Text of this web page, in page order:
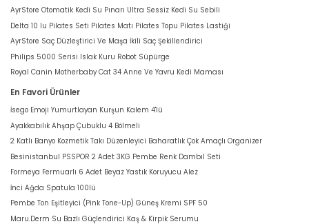
AyrStore Otomatik Kedi Su Pınarı Ultra Sessiz Kedi Su Sebili
Delta 10 lu Pilates Seti Pilates Matı Pilates Topu Pilates Lastiği
AyrStore Saç Düzleştirici Ve Maşa İkili Saç Şekillendirici
Philips 5000 Serisi Islak Kuru Robot Süpürge
Royal Canin Motherbaby Cat 34 Anne Ve Yavru Kedi Maması
En Favori Ürünler
İsego Emoji Yumurtlayan Kurşun Kalem 4'lü
Ayakkabılık Ahşap Çubuklu 4 Bölmeli
2 Katlı Banyo Kozmetik Takı Düzenleyici Baharatlık Çok Amaçlı Organizer
Besinistanbul PSSPOR 2 Adet 3KG Pembe Renk Dambıl Seti
Formeya Fermuarlı 6 Adet Beyaz Yastık Koruyucu Alez
İnci Ağda Spatula 100lü
Pembe Ton Eşitleyici (Pink Tone-Up) Güneş Kremi SPF 50
Maru.Derm Su Bazlı Güçlendirici Kaş & Kirpik Serumu